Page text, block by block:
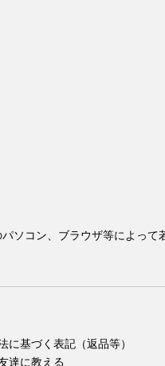
ソコン、ブラウザ等によって
に基づく表記（返品等）
達に教える